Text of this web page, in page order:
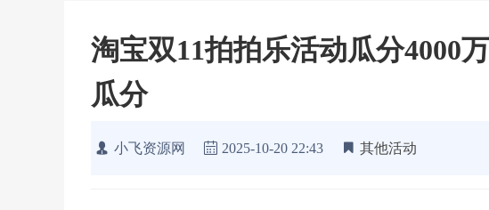
淘宝双11拍拍乐活动瓜分4000
瓜分
小飞资源网 2025-10-20 22:43 其他活动